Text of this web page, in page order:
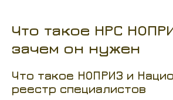
Что такое НРС
зачем он нужен
Что такое НОПРИЗ и
реестр специалистов